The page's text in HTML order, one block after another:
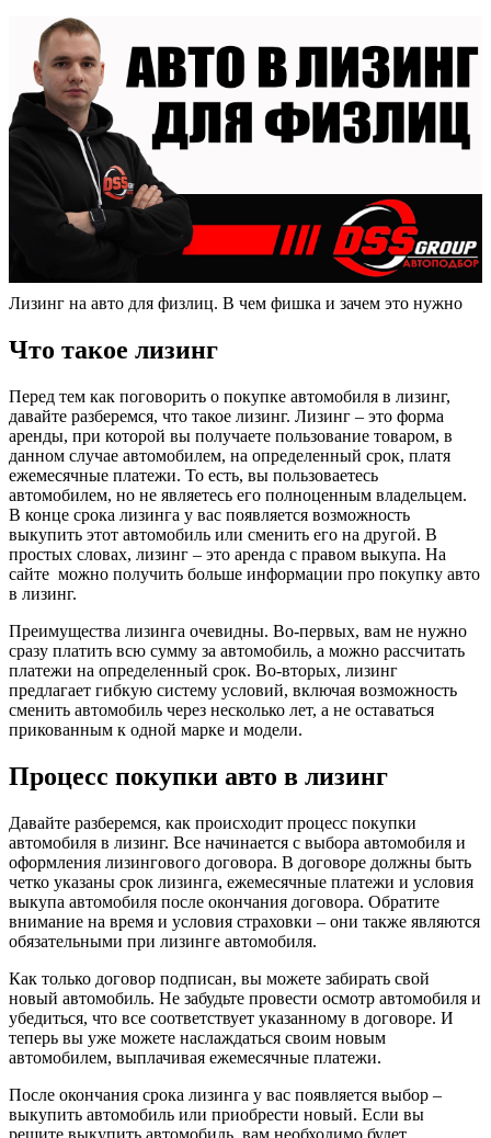
Лизинг на авто для физлиц. В чем фишка и зачем это нужно
Что такое лизинг
Перед тем как поговорить о покупке автомобиля в лизинг,
давайте разберемся, что такое лизинг. Лизинг – это форма
аренды, при которой вы получаете пользование товаром, в
данном случае автомобилем, на определенный срок, платя
ежемесячные платежи. То есть, вы пользоваетесь
автомобилем, но не являетесь его полноценным владельцем.
В конце срока лизинга у вас появляется возможность
выкупить этот автомобиль или сменить его на другой. В
простых словах, лизинг – это аренда с правом выкупа. На
сайте можно получить больше информации про покупку авто
в лизинг.
Преимущества лизинга очевидны. Во-первых, вам не нужно
сразу платить всю сумму за автомобиль, а можно рассчитать
платежи на определенный срок. Во-вторых, лизинг
предлагает гибкую систему условий, включая возможность
сменить автомобиль через несколько лет, а не оставаться
прикованным к одной марке и модели.
Процесс покупки авто в лизинг
Давайте разберемся, как происходит процесс покупки
автомобиля в лизинг. Все начинается с выбора автомобиля и
оформления лизингового договора. В договоре должны быть
четко указаны срок лизинга, ежемесячные платежи и условия
выкупа автомобиля после окончания договора. Обратите
внимание на время и условия страховки – они также являются
обязательными при лизинге автомобиля.
Как только договор подписан, вы можете забирать свой
новый автомобиль. Не забудьте провести осмотр автомобиля и
убедиться, что все соответствует указанному в договоре. И
теперь вы уже можете наслаждаться своим новым
автомобилем, выплачивая ежемесячные платежи.
После окончания срока лизинга у вас появляется выбор –
выкупить автомобиль или приобрести новый. Если вы
решите выкупить автомобиль, вам необходимо будет